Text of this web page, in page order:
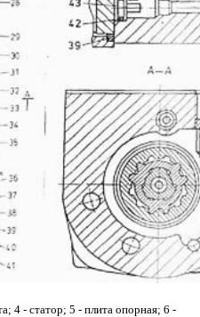
4 - статор; 5 - плита опорная; 6 -